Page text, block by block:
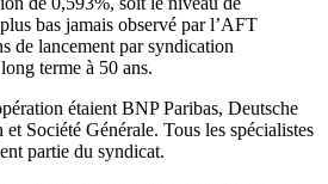
bas jamais observé par l’AFT
de lancement par syndication
terme à 50 ans.
étaient BNP Paribas, Deutsche
Société Générale. Tous les spécialistes
partie du syndicat.